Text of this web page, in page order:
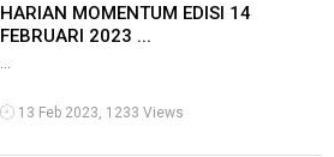
HARIAN MOMENTUM EDISI 14
FEBRUARI 2023 ...
...
13 Feb 2023, 1233 Views